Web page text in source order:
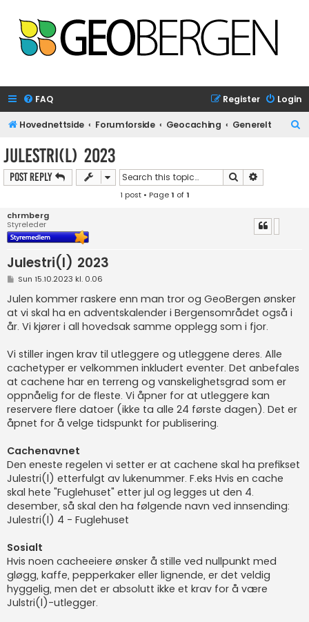
FAQ Login
Register
Hovednettside Forumforside Geocaching Generelt
Julestri(l) 2023
Post Reply Search
1 post • Page1 of1
chrmberg
Styreleder
Julestri(l) 2023
P
s
t
Sun 15.10.2023 kl. 0.06
Julen kommer raskere enn man tror og GeoBergen ønsker
at vi skal ha en adventskalender i Bergensområdet også i
år. Vi kjører i all hovedsak samme opplegg som i fjor.
Vi stiller ingen krav til utleggere og utleggene deres. Alle
cachetyper er velkommen inkludert eventer. Det anbefales
at cachene har en terreng og vanskelighetsgrad som er
oppnåelig for de fleste. Vi åpner for at utleggere kan
reservere flere datoer (ikke ta alle 24 første dagen). Det er
åpnet for å velge tidspunkt for publisering.
Cachenavnet
Den eneste regelen vi setter er at cachene skal ha prefikset
Julestri(l) etterfulgt av lukenummer. F.eks Hvis en cache
skal hete "Fuglehuset" etter jul og legges ut den 4.
desember, så skal den ha følgende navn ved innsending:
Julestri(l) 4 - Fuglehuset
Sosialt
Hvis noen cacheeiere ønsker å stille ved nullpunkt med
gløgg, kaffe, pepperkaker eller lignende, er det veldig
hyggelig, men det er absolutt ikke et krav for å være
Julstri(l)-utlegger.